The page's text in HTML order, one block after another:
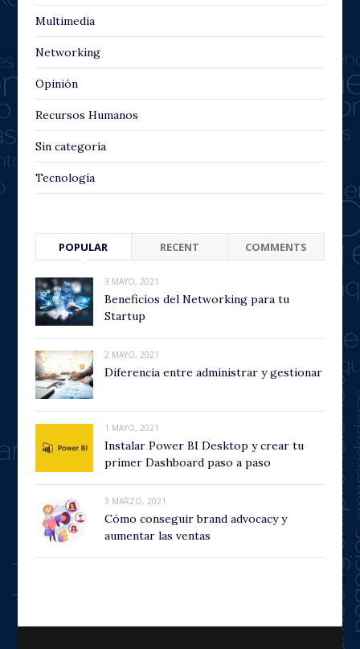
Multimedia
Networking
Opinión
Recursos Humanos
Sin categoría
Tecnología
POPULAR RECENT COMMENTS
3 MAYO, 2021
Beneficios del Networking para tu
Startup
2 MAYO, 2021
Diferencia entre administrar y gestionar
1 MAYO, 2021
Instalar Power BI Desktop y crear tu
primer Dashboard paso a paso
3 MARZO, 2021
Cómo conseguir brand advocacy y
aumentar las ventas